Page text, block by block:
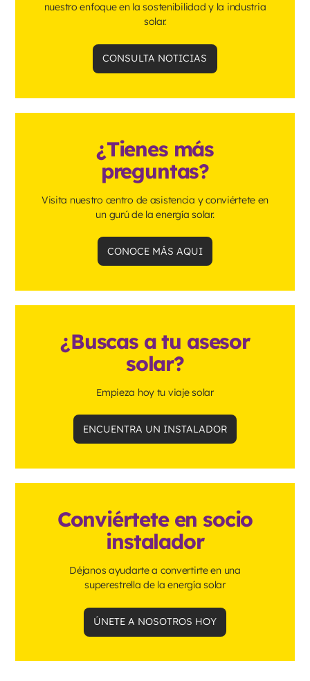
nuestro enfoque en la sostenibilidad y la industria
solar.
CONSULTA NOTICIAS
¿Tienes más
preguntas?
Visita nuestro centro de asistencia y conviértete en
un gurú de la energía solar.
CONOCE MÁS AQUI
¿Buscas a tu asesor
solar?
Empieza hoy tu viaje solar
ENCUENTRA UN INSTALADOR
Conviértete en socio
instalador
Déjanos ayudarte a convertirte en una
superestrella de la energía solar
ÚNETE A NOSOTROS HOY